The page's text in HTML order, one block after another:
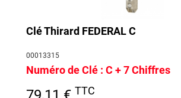
Clé Thirard FEDERAL C
00013315
Numéro de Clé : C + 7 Chiffres
TTC